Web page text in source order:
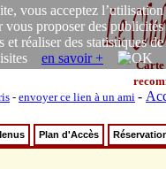
vous acceptez l’utilisation
vous proposer des publicités
et réaliser des statistiques de
en savoir +
Carte
- envoyer ce lien à un ami -
Plan d'Accès